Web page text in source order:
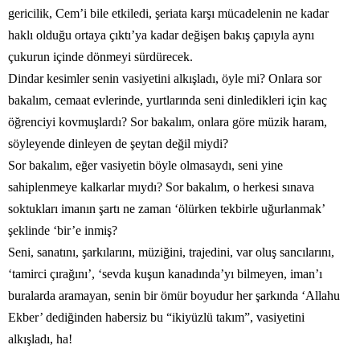
gericilik, Cem’i bile etkiledi, şeriata karşı mücadelenin ne kadar
haklı olduğu ortaya çıktı’ya kadar değişen bakış çapıyla aynı
çukurun içinde dönmeyi sürdürecek.
Dindar kesimler senin vasiyetini alkışladı, öyle mi? Onlara sor
bakalım, cemaat evlerinde, yurtlarında seni dinledikleri için kaç
öğrenciyi kovmuşlardı? Sor bakalım, onlara göre müzik haram,
söyleyende dinleyen de şeytan değil miydi?
Sor bakalım, eğer vasiyetin böyle olmasaydı, seni yine
sahiplenmeye kalkarlar mıydı? Sor bakalım, o herkesi sınava
soktukları imanın şartı ne zaman ‘ölürken tekbirle uğurlanmak’
şeklinde ‘bir’e inmiş?
Seni, sanatını, şarkılarını, müziğini, trajedini, var oluş sancılarını,
‘tamirci çırağını’, ‘sevda kuşun kanadında’yı bilmeyen, iman’ı
buralarda aramayan, senin bir ömür boyudur her şarkında ‘Allahu
Ekber’ dediğinden habersiz bu “ikiyüzlü takım”, vasiyetini
alkışladı, ha!